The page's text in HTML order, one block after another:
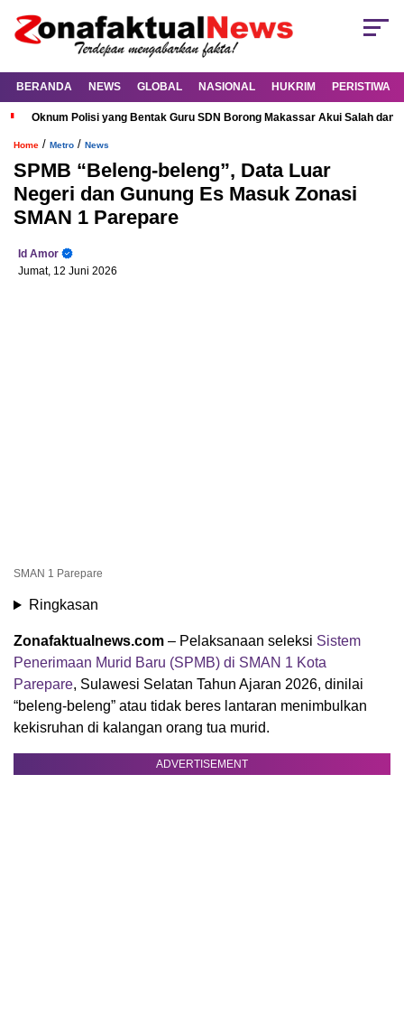
BERANDA NEWS GLOBAL NASIONAL HUKRIM PERISTIWA
Oknum Polisi yang Bentak Guru SDN Borong Makassar Akui Salah dan
Home / Metro / News
SPMB “Beleng-beleng”, Data Luar
Negeri dan Gunung Es Masuk Zonasi
SMAN 1 Parepare
Id Amor
Jumat, 12 Juni 2026
SMAN 1 Parepare
Ringkasan
Zonafaktualnews.com – Pelaksanaan seleksi Sistem
Penerimaan Murid Baru (SPMB) di SMAN 1 Kota
Parepare, Sulawesi Selatan Tahun Ajaran 2026, dinilai
“beleng-beleng” atau tidak beres lantaran menimbulkan
kekisruhan di kalangan orang tua murid.
ADVERTISEMENT